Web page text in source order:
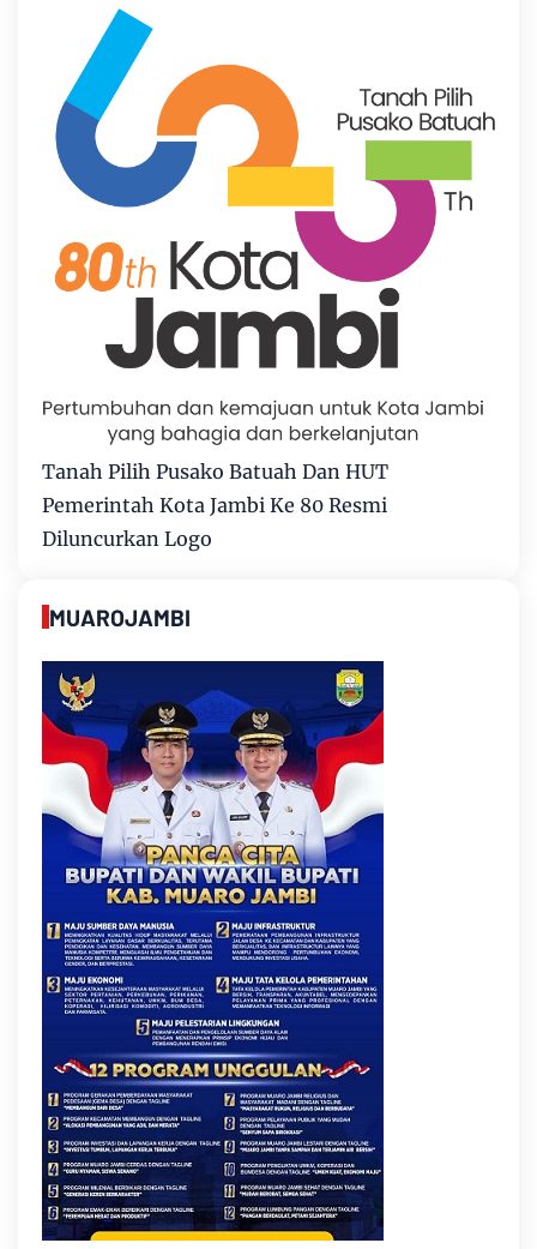
Tanah Pilih Pusako Batuah Dan HUT
Pemerintah Kota Jambi Ke 80 Resmi
Diluncurkan Logo
MUAROJAMBI